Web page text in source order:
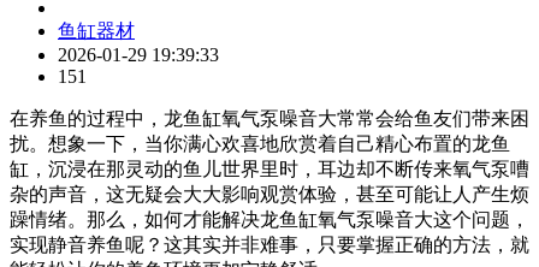
鱼缸器材
2026-01-29 19:39:33
151
在养鱼的过程中，龙鱼缸氧气泵噪音大常常会给鱼友们带来困
扰。想象一下，当你满心欢喜地欣赏着自己精心布置的龙鱼
缸，沉浸在那灵动的鱼儿世界里时，耳边却不断传来氧气泵嘈
杂的声音，这无疑会大大影响观赏体验，甚至可能让人产生烦
躁情绪。那么，如何才能解决龙鱼缸氧气泵噪音大这个问题，
实现静音养鱼呢？这其实并非难事，只要掌握正确的方法，就